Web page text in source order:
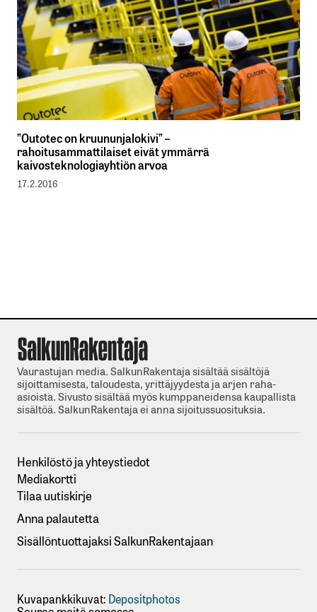
”Outotec on kruununjalokivi” –
rahoitusammattilaiset eivät ymmärrä
kaivosteknologiayhtiön arvoa
17.2.2016
Vaurastujan media. SalkunRakentaja sisältää sisältöjä
sijoittamisesta, taloudesta, yrittäjyydesta ja arjen raha-
asioista. Sivusto sisältää myös kumppaneidensa kaupallista
sisältöä. SalkunRakentaja ei anna sijoitussuosituksia.
Henkilöstö ja yhteystiedot
Mediakortti
Tilaa uutiskirje
Anna palautetta
Sisällöntuottajaksi SalkunRakentajaan
Kuvapankkikuvat: Depositphotos